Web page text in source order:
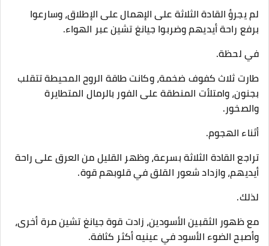
لم يجرؤ القادة الثلاثة على الإهمال على الإطلاق، وسارعوا
برفع راحة أيديهم وضربوا جيانغ تشين عبر الهواء.
في لحظة.
طارت ثلاث كفوف ضخمة، وكانت طاقة الروح المحيطة تتقلب
بجنون، وامتلأت المنطقة على الفور بالرمال المتطايرة
والصخور.
أثناء الهجوم.
تراجع القادة الثلاثة بسرعة، وظهر القليل من العرق على راحة
أيديهم، وازداد شعور القلق في قلوبهم قوة.
لذلك.
مع ظهور الثقبين الأسودين، زادت قوة جيانغ تشين مرة أخرى،
وأصبح الضوء الأسود في عينيه أكثر كثافة.